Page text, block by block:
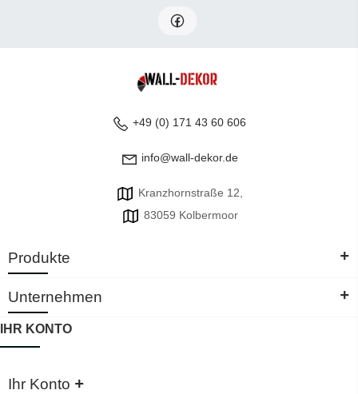
+49 (0) 171 43 60 606
info@wall-dekor.de
Kranzhornstraße 12,
83059 Kolbermoor
Produkte +
Unternehmen +
IHR KONTO
Ihr Konto +